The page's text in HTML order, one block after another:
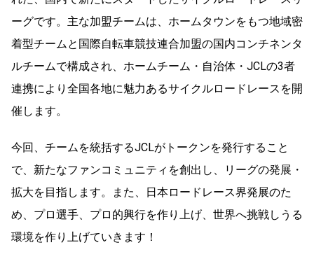
ーグです。主な加盟チームは、ホームタウンをもつ地域密
着型チームと国際自転車競技連合加盟の国内コンチネンタ
ルチームで構成され、ホームチーム・自治体・JCLの3者
連携により全国各地に魅力あるサイクルロードレースを開
催します。
今回、チームを統括するJCLがトークンを発行すること
で、新たなファンコミュニティを創出し、リーグの発展・
拡大を目指します。また、日本ロードレース界発展のた
め、プロ選手、プロ的興行を作り上げ、世界へ挑戦しうる
環境を作り上げていきます！